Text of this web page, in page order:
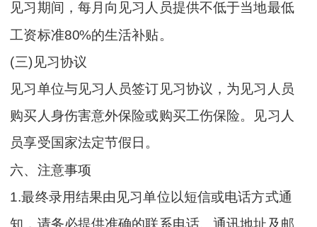
见习期间，每月向见习人员提供不低于当地最低
工资标准80%的生活补贴。
(三)见习协议
见习单位与见习人员签订见习协议，为见习人员
购买人身伤害意外保险或购买工伤保险。见习人
员享受国家法定节假日。
六、注意事项
1.最终录用结果由见习单位以短信或电话方式通
知，请务必提供准确的联系电话、通讯地址及邮